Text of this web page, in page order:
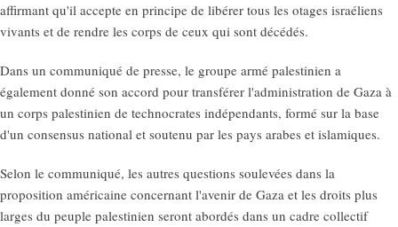
affirmant qu'il accepte en principe de libérer tous les otages israéliens
vivants et de rendre les corps de ceux qui sont décédés.
Dans un communiqué de presse, le groupe armé palestinien a
également donné son accord pour transférer l'administration de Gaza à
un corps palestinien de technocrates indépendants, formé sur la base
d'un consensus national et soutenu par les pays arabes et islamiques.
Selon le communiqué, les autres questions soulevées dans la
proposition américaine concernant l'avenir de Gaza et les droits plus
larges du peuple palestinien seront abordés dans un cadre collectif